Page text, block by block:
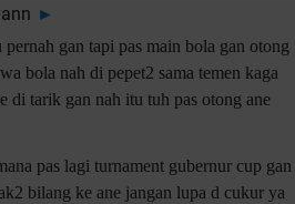
►
gan tapi pas main bola gan otong
bola nah di pepet2 sama temen kaga
di tarik gan nah itu tuh pas otong ane
pas lagi turnament gubernur cup gan
bilang ke ane jangan lupa d cukur ya